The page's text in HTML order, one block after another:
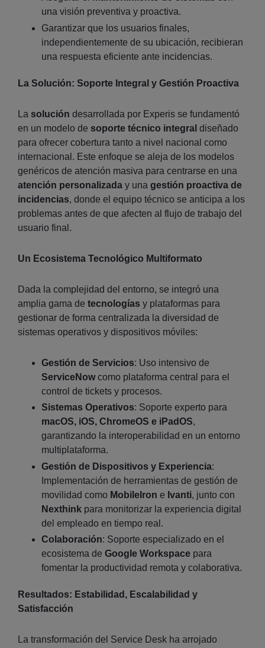
una visión preventiva y proactiva.
Garantizar que los usuarios finales,
independientemente de su ubicación, recibieran
una respuesta eficiente ante incidencias.
La Solución: Soporte Integral y Gestión Proactiva
La solución desarrollada por Experis se fundamentó
en un modelo de soporte técnico integral diseñado
para ofrecer cobertura tanto a nivel nacional como
internacional. Este enfoque se aleja de los modelos
genéricos de atención masiva para centrarse en una
atención personalizada y una gestión proactiva de
incidencias, donde el equipo técnico se anticipa a los
problemas antes de que afecten al flujo de trabajo del
usuario final.
Un Ecosistema Tecnológico Multiformato
Dada la complejidad del entorno, se integró una
amplia gama de tecnologías y plataformas para
gestionar de forma centralizada la diversidad de
sistemas operativos y dispositivos móviles:
Gestión de Servicios: Uso intensivo de
ServiceNowcomo plataforma central para el
control de tickets y procesos.
Sistemas Operativos: Soporte experto para
macOS, iOS, ChromeOS e iPadOS,
garantizando la interoperabilidad en un entorno
multiplataforma.
Gestión de Dispositivos y Experiencia:
Implementación de herramientas de gestión de
movilidad como MobileIron e Ivanti, junto con
Nexthink para monitorizar la experiencia digital
del empleado en tiempo real.
Colaboración: Soporte especializado en el
ecosistema de Google Workspace para
fomentar la productividad remota y colaborativa.
Resultados: Estabilidad, Escalabilidad y
Satisfacción
La transformación del Service Desk ha arrojado